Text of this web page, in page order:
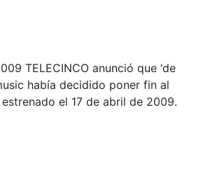
TELECINCO anunció que ‘de
había decidido poner fin al
estrenado el 17 de abril de 2009.